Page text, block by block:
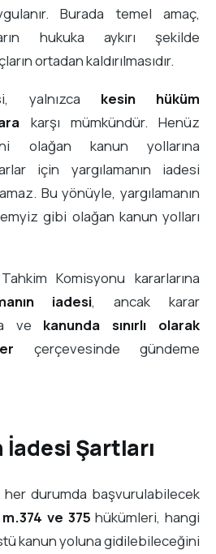
Burada temel amaç,
hukuka aykırı şekilde
ortadan kaldırılmasıdır.
yalnızca kesin hüküm
karşı mümkündür. Henüz
olağan kanun yollarına
için yargılamanın iadesi
Bu yönüyle, yargılamanın
gibi olağan kanun yolları
Komisyonu kararlarına
iadesi, ancak karar
ve kanunda sınırlı olarak
çerçevesinde gündeme
İadesi Şartları
her durumda başvurulabilecek
m.374 ve 375 hükümleri, hangi
kanun yoluna gidilebileceğini